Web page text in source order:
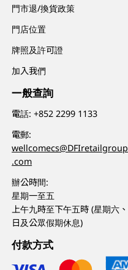
門市退/換貨政策
門店位置
牌照及許可證
加入我們
一般查詢
電話:+852 2299 1133
電郵:
wellcomecs@DFIretailgroup
.com
辦公時間:
星期一至五
上午九時至下午五時 (星期六、
日及公眾假期休息)
付款方式